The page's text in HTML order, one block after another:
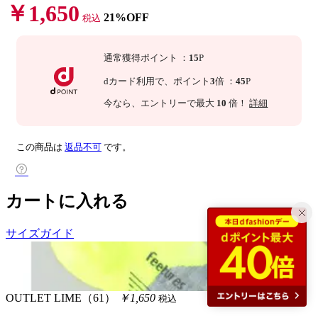
￥1,650 税込 21%OFF
通常獲得ポイント ： 15P
dカード利用で、ポイント3倍 ：45P
今なら 、エントリーで最大 10 倍！詳細
この商品は 返品不可 です。
カートに入れる
サイズガイド
OUTLET LIME（61） ￥1,650 税込